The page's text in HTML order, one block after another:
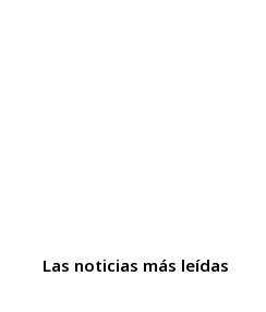
Las noticias más leídas